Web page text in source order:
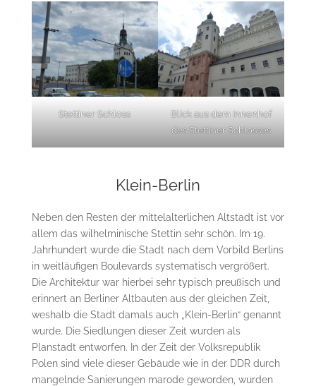
Stettiner Schloss
Blick aus dem Innenhof
des Stettiner Schlosses
Klein-Berlin
Neben den Resten der mittelalterlichen Altstadt ist vor
allem das wilhelminische Stettin sehr schön. Im 19.
Jahrhundert wurde die Stadt nach dem Vorbild Berlins
in weitläufigen Boulevards systematisch vergrößert.
Die Architektur war hierbei sehr typisch preußisch und
erinnert an Berliner Altbauten aus der gleichen Zeit,
weshalb die Stadt damals auch „Klein-Berlin“ genannt
wurde. Die Siedlungen dieser Zeit wurden als
Planstadt entworfen. In der Zeit der Volksrepublik
Polen sind viele dieser Gebäude wie in der DDR durch
mangelnde Sanierungen marode geworden, wurden